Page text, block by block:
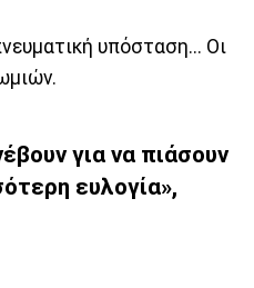
υπόσταση... Οι
για να πιάσουν
ευλογία»,